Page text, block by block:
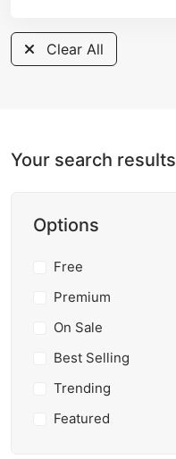
Clear All
Your search results
Options
Free
Premium
On Sale
Best Selling
Trending
Featured